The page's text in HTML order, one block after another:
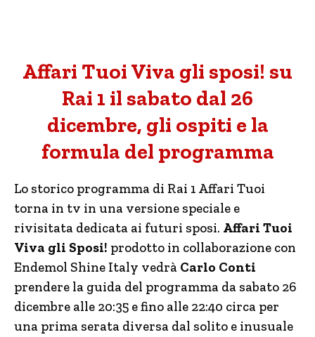
Affari Tuoi Viva gli sposi! su
Rai 1 il sabato dal 26
dicembre, gli ospiti e la
formula del programma
Lo storico programma di Rai 1 Affari Tuoi
torna in tv in una versione speciale e
rivisitata dedicata ai futuri sposi. Affari Tuoi
Viva gli Sposi! prodotto in collaborazione con
Endemol Shine Italy vedrà Carlo Conti
prendere la guida del programma da sabato 26
dicembre alle 20:35 e fino alle 22:40 circa per
una prima serata diversa dal solito e inusuale